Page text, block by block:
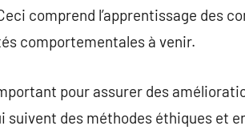
comprend l’apprentissage des
comportementales à venir.
pour assurer des
des méthodes éthiques et